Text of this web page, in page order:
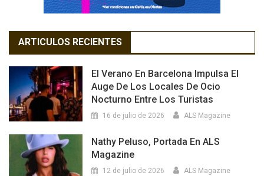
ARTICULOS RECIENTES
El Verano En Barcelona Impulsa El
Auge De Los Locales De Ocio
Nocturno Entre Los Turistas
16 de julio de 2026 ALS Magazine
Nathy Peluso, Portada En ALS
Magazine
12 de julio de 2026 ALS Magazine